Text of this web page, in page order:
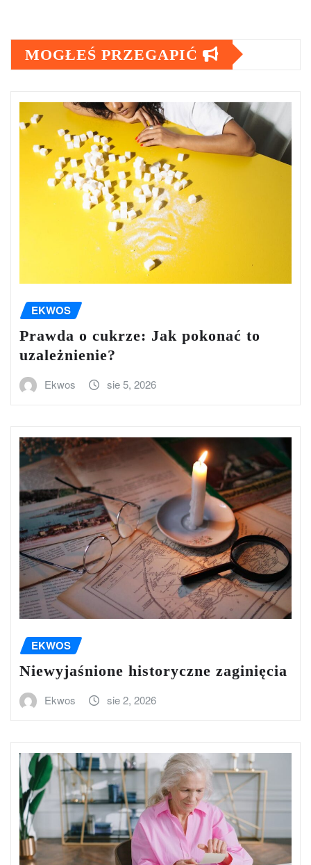
MOGŁEŚ PRZEGAPIĆ
EKWOS
Prawda o cukrze: Jak pokonać to
uzależnienie?
Ekwos sie 5, 2026
EKWOS
Niewyjaśnione historyczne zaginięcia
Ekwos sie 2, 2026